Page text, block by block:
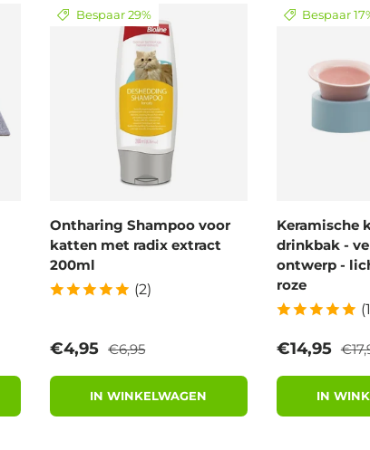
Bespaar 29%
Ontharing Shampoo voor
katten met radix extract
200ml
(2)
Verkoopprijs
€4,95 Reguliere prijs
€6,95
IN WINKELWAGEN
Bespaar
Keramische
drinkbak -
ontwerp -
roze
€14,95
IN